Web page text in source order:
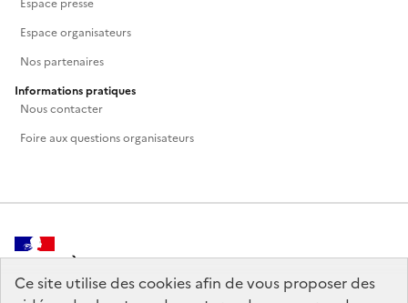
Ce site utilise des cookies afin de vous proposer des
Espace presse
Espace organisateurs
Nos partenaires
Informations pratiques
Nous contacter
Foire aux questions organisateurs
MINISTÈRE
DE LA CULTURE